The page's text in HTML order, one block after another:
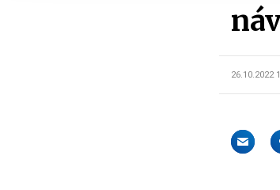
26.10.2022